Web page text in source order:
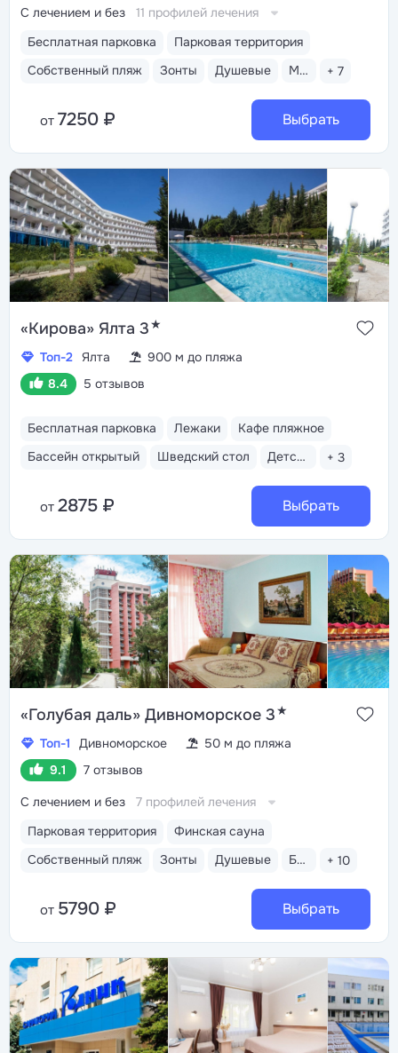
Бесплатная парковка
Парковая территория
Собственный пляж
Зонты Душевые Медицинский пост + 7
С лечением и без 11 профилей лечения
от 7250 ₽ Выбрать
«Кирова» Ялта 3★
Топ-2 Ялта
900 м до пляжа
8.4
5 отзывов
Бесплатная парковка Лежаки
Кафе пляжное
Бассейн открытый
Шведский стол Детская анимация + 3
от 2875 ₽ Выбрать
«Голубая даль» Дивноморское 3★
Топ-1 Дивноморское
50 м до пляжа
9.1
7 отзывов
Парковая территория
Финская сауна
Собственный пляж
Зонты Душевые Бар пляжный + 10
С лечением и без 7 профилей лечения
от 5790 ₽ Выбрать